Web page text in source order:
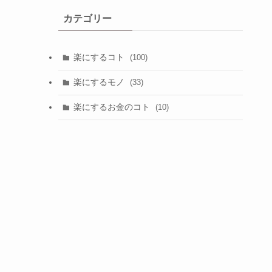
カテゴリー
楽にするコト (100)
楽にするモノ (33)
楽にするお金のコト (10)